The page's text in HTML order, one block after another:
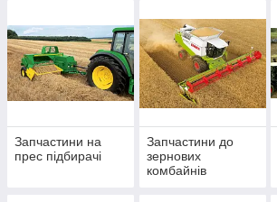
Запчастини на
прес підбирачі
Запчастини до
зернових
комбайнів